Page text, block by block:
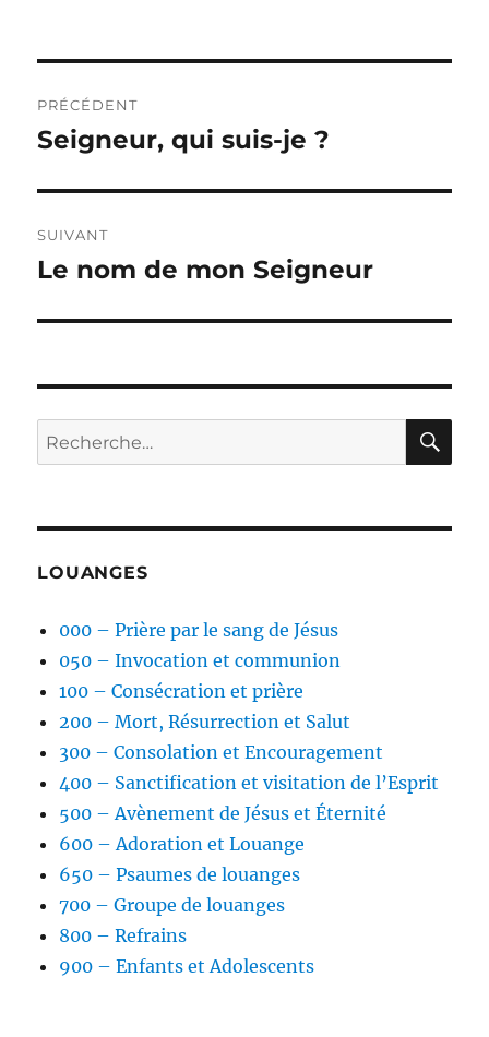
de
PRÉCÉDENT
Publication
Seigneur, qui suis-je ?
SUIVANT
Publication
Le nom de mon Seigneur
Recherche
pour :
LOUANGES
000 – Prière par le sang de Jésus
050 – Invocation et communion
100 – Consécration et prière
200 – Mort, Résurrection et Salut
300 – Consolation et Encouragement
400 – Sanctification et visitation de l’Esprit
500 – Avènement de Jésus et Éternité
600 – Adoration et Louange
650 – Psaumes de louanges
700 – Groupe de louanges
800 – Refrains
900 – Enfants et Adolescents